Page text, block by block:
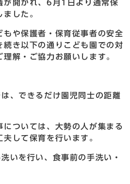
が開かれ、6月1日より通常保
した。
や保護者・保育従事者の安全
続き以下の通りこども園での対
解・ご協力お願いします。
、できるだけ園児同士の距離
いては、大勢の人が集まる
して保育を行います。
いを行い、食事前の手洗い・